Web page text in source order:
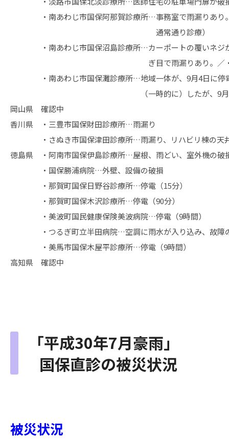
・南あわじ市国保阿那賀診療所…事務室で雨漏りあり。
通常通り診療）
・南あわじ市国保沼島診療所…カーポートの覆いネジが
ぎ目で雨漏りあり。／・屋根側溝が
・南あわじ市国保灘診療所…地域一体が、9月4日に停電
（一時的に）したが、9月5日通
岡山県 確認中
香川県 ・三豊市国保財田診療所…雨漏り
・さぬき市国保津田診療所…雨漏り、リハビリ棟の天井
徳島県 ・阿南市国保伊島診療所…屋根、雨どい、室外機の破
・国保勝浦病院…外壁、設備の破損
・那賀町国保日野谷診療所…停電（15分）
・那賀町国保木沢診療所…停電（90分）
・美波町国民健康保険美波病院…停電（9時間）
・つるぎ町立半田病院…空調に雨水が入り込み、故障
・美馬市国保木屋平診療所…停電（9時間）
高知県 確認中
「平成30年7月豪雨」
国保直診の被災状況
被災状況